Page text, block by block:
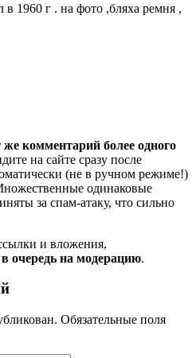
1960 г . на фото ,бляха ремня ,
комментарий более одного
на сайте сразу после
(не в ручном режиме!)
одинаковые
за спам-атаку, что сильно
и вложения,
в очередь на модерацию.
Обязательные поля